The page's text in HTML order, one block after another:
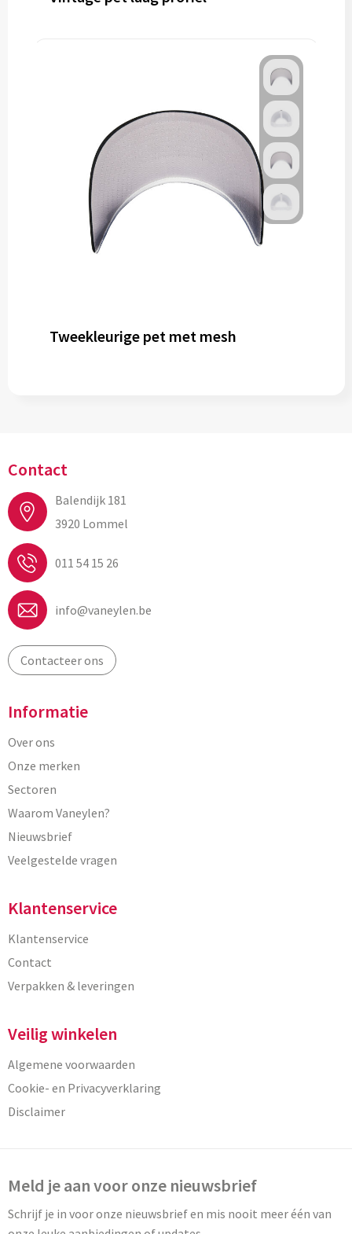
Tweekleurige pet met mesh
Contact
Balendijk 181
3920 Lommel
011 54 15 26
info@vaneylen.be
Contacteer ons
Informatie
Over ons
Onze merken
Sectoren
Waarom Vaneylen?
Nieuwsbrief
Veelgestelde vragen
Klantenservice
Klantenservice
Contact
Verpakken & leveringen
Veilig winkelen
Algemene voorwaarden
Cookie- en Privacyverklaring
Disclaimer
Meld je aan voor onze nieuwsbrief
Schrijf je in voor onze nieuwsbrief en mis nooit meer één van